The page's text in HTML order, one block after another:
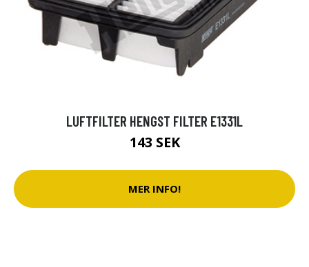
LUFTFILTER HENGST FILTER E1331L
143 SEK
MER INFO!